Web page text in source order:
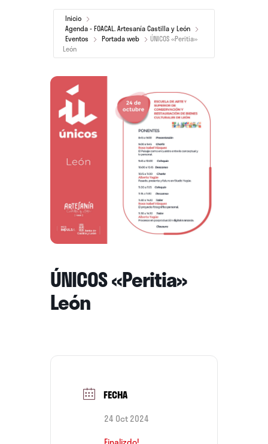
Inicio
Agenda - FOACAL. Artesanía Castilla y León
Eventos
Portada web
ÚNICOS «Peritia»
León
ÚNICOS «Peritia»
León
FECHA
24 Oct 2024